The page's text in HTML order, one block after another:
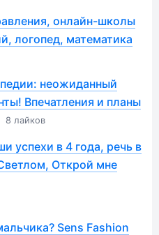
онлайн-школы
логопед, математика
неожиданный
Впечатления и планы
8 лайков
успехи в 4 года, речь в
Открой мне
Sens Fashion